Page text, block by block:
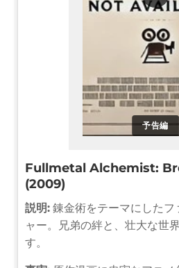
予告編
Fullmetal Alchemist:
(2009)
説明: 錬金術をテーマにした
ャー。兄弟の絆と、壮大な世
す。